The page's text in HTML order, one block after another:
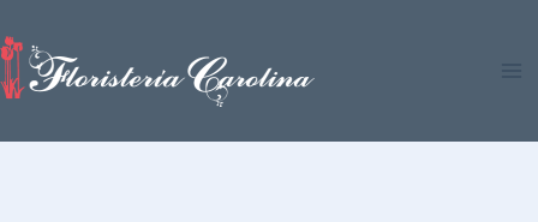
al
contenido